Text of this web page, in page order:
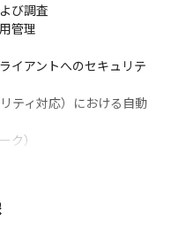
び調査
管理
イアントへのセキュリテ
ティ対応）における自動
ク）
ステム全体の安全性を向